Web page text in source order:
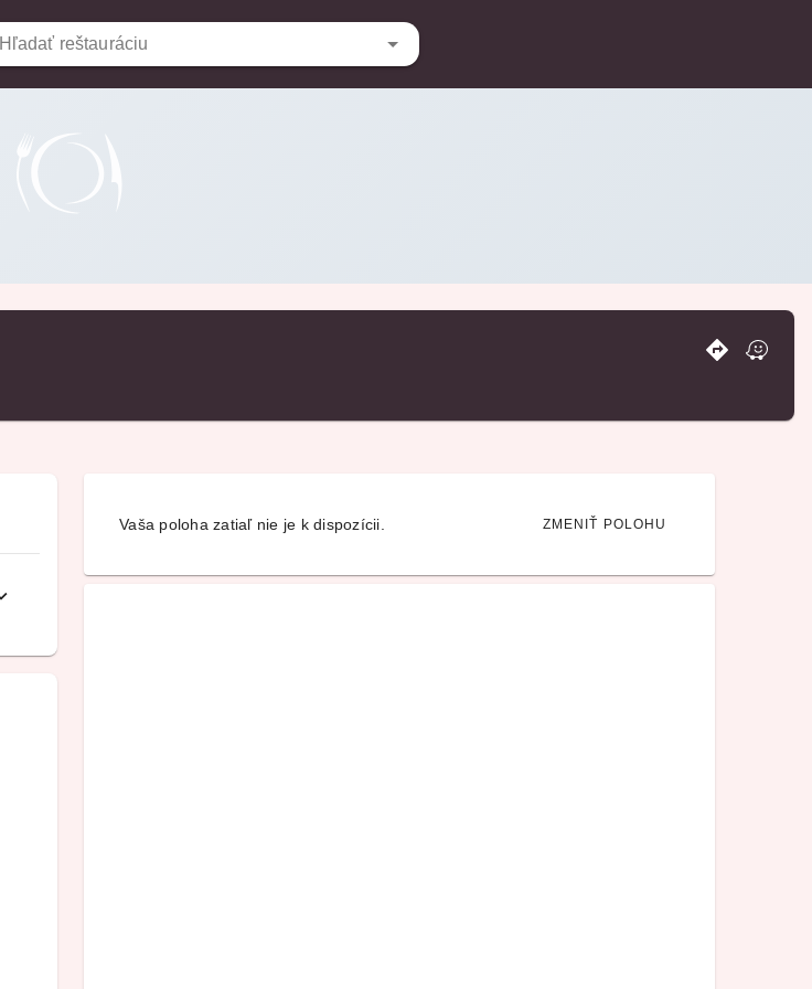
Hľadať reštauráciu
Vaša poloha zatiaľ nie je k dispozícii. ZMENIŤ POLOHU